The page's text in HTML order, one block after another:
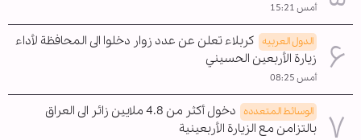
أمس 15:21
الدول العربیه كربلاء تعلن عن عدد زوار دخلوا الى المحافظة لأداء
زيارة الأربعين الحسيني
أمس 08:25
الوسائط المتعدده
دخول أكثر من 4.8 ملايين زائر الى العراق
بالتزامن مع الزيارة الأربعينية